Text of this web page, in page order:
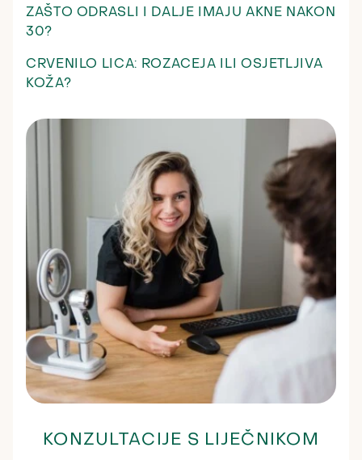
ZAŠTO ODRASLI I DALJE IMAJU AKNE NAKON
30?
CRVENILO LICA: ROZACEJA ILI OSJETLJIVA
KOŽA?
KONZULTACIJE S LIJEČNIKOM